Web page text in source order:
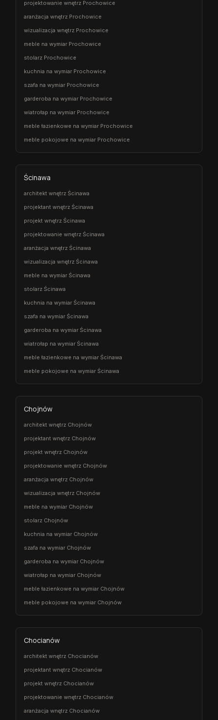
projektowanie wnętrz Prochowice
aranżacja wnętrz Prochowice
wizualizacja wnętrz Prochowice
meble na wymiar Prochowice
stolarz Prochowice
kuchnia na wymiar Prochowice
szafa na wymiar Prochowice
garderoba na wymiar Prochowice
wiatrołap na wymiar Prochowice
meble łazienkowe na wymiar Prochowice
meble pokojowe na wymiar Prochowice
Ścinawa
architekt wnętrz Ścinawa
projektant wnętrz Ścinawa
projekt wnętrz Ścinawa
projektowanie wnętrz Ścinawa
aranżacja wnętrz Ścinawa
wizualizacja wnętrz Ścinawa
meble na wymiar Ścinawa
stolarz Ścinawa
kuchnia na wymiar Ścinawa
szafa na wymiar Ścinawa
garderoba na wymiar Ścinawa
wiatrołap na wymiar Ścinawa
meble łazienkowe na wymiar Ścinawa
meble pokojowe na wymiar Ścinawa
Chojnów
architekt wnętrz Chojnów
projektant wnętrz Chojnów
projekt wnętrz Chojnów
projektowanie wnętrz Chojnów
aranżacja wnętrz Chojnów
wizualizacja wnętrz Chojnów
meble na wymiar Chojnów
stolarz Chojnów
kuchnia na wymiar Chojnów
szafa na wymiar Chojnów
garderoba na wymiar Chojnów
wiatrołap na wymiar Chojnów
meble łazienkowe na wymiar Chojnów
meble pokojowe na wymiar Chojnów
Chocianów
architekt wnętrz Chocianów
projektant wnętrz Chocianów
projekt wnętrz Chocianów
projektowanie wnętrz Chocianów
aranżacja wnętrz Chocianów